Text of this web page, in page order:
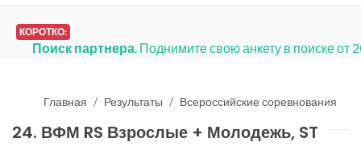
КОРОТКО:
Платья на продажу. Мы
Главная Результаты Всероссийские соревнования
24. ВФМ RS Взрослые + Молодежь, ST